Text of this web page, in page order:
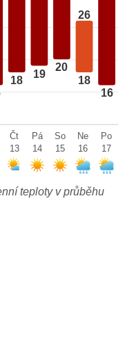
18
19
20
26
18
16
Čt
13
Pá
14
So
15
Ne
16
Po
17
teploty v průběhu